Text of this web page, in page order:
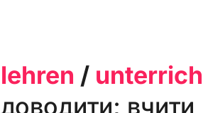
lehren /
доводити; вчити